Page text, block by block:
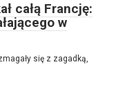
całą Francję:
w
się z zagadką,